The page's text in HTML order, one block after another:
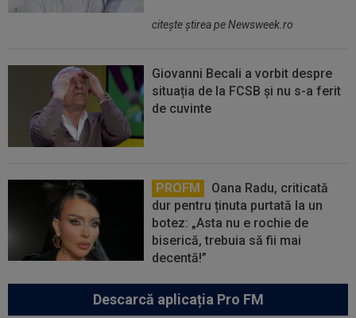
citeşte ştirea pe Newsweek.ro
Giovanni Becali a vorbit despre
situația de la FCSB și nu s-a ferit
de cuvinte
PROFM
Oana Radu, criticată
dur pentru ținuta purtată la un
botez: „Asta nu e rochie de
biserică, trebuia să fii mai
decentă!”
Descarcă aplicația Pro FM